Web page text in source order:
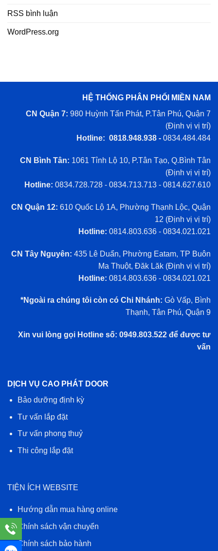
RSS bình luận
WordPress.org
HỆ THỐNG PHÂN PHỐI MIỀN NAM
CN Quận 7: 980 Huỳnh Tấn Phát, P.Tân Phú, Quận 7
(Định vị vị trí)
Hotline: 0818.948.938 - 0834.484.484
CN Bình Tân: 1061 Tỉnh Lộ 10, P.Tân Tạo, Q.Bình Tân
(Định vị vị trí)
Hotline: 0834.728.728 - 0834.713.713 - 0814.627.610
CN Quận 12: 610 Quốc Lộ 1A, Phường Thạnh Lộc, Quận
12 (Định vị vị trí)
Hotline: 0814.803.636 - 0834.021.021
CN Tây Nguyên: 435 Lê Duẩn, Phường Eatam, TP Buôn
Ma Thuột, Đăk Lăk (Định vị vị trí)
Hotline: 0814.803.636 - 0834.021.021
*Ngoài ra chúng tôi còn có Chi Nhánh: Gò Vấp, Bình
Thạnh, Tân Phú, Quận 9
Xin vui lòng gọi Hotline số: 0949.803.522 để được tư
vấn
DỊCH VỤ CAO PHÁT DOOR
Bảo dưỡng định kỳ
Tư vấn lắp đặt
Tư vấn phong thuỷ
Thi công lắp đặt
TIỆN ÍCH WEBSITE
Hướng dẫn mua hàng online
Chính sách vận chuyển
Chính sách bảo hành